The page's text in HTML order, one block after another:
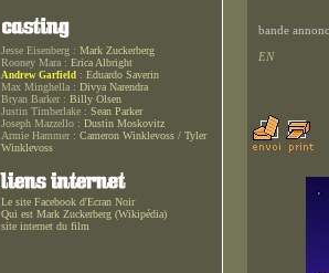
Jesse Eisenberg : Mark Zuckerberg
Rooney Mara : Erica Albright
Andrew Garfield : Eduardo Saverin
Max Minghella : Divya Narendra
Bryan Barker : Billy Olsen
Justin Timberlake : Sean Parker
Joseph Mazzello : Dustin Moskovitz
Armie Hammer : Cameron Winklevoss / Tyler
Winklevoss
Le site Facebook d'Ecran Noir
Qui est Mark Zuckerberg (Wikipédia)
site internet du film
bande
EN